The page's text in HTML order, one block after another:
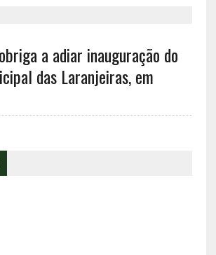
a adiar inauguração do
das Laranjeiras, em